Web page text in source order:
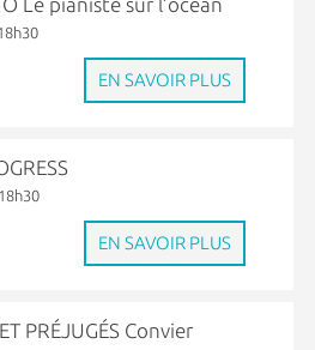
EN SAVOIR PLUS
EN SAVOIR PLUS
PRÉJUGÉS Convier